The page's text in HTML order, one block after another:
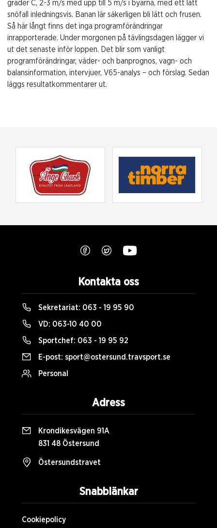
grader C, 2-3 m/s med upp till 5 m/s i byarna, med ett lätt
snöfall inledningsvis. Banan lär säkerligen bli lätt och frusen.
Så här långt finns det inga programförändringar
inrapporterade. Under morgonen på tävlingsdagen lägger vi
ut det senaste inför loppen. Det blir som vanligt
programförändringar, väder- och banprognos, vagn- och
balansinformation, intervjuer, V65-analys – och förslag. Sedan
läggs resultatkommentarer ut.
Snabblänkar
Cookiepolicy
Kontakta oss
Sekretariat: 063 - 19 95 90
VD: 063-10 40 00
Sportchef: 063 - 19 95 92
E-post: sport@ostersund.travsport.se
Personal
Adress
Krondikesvägen 91A
831 48 Östersund
Östersundstravet